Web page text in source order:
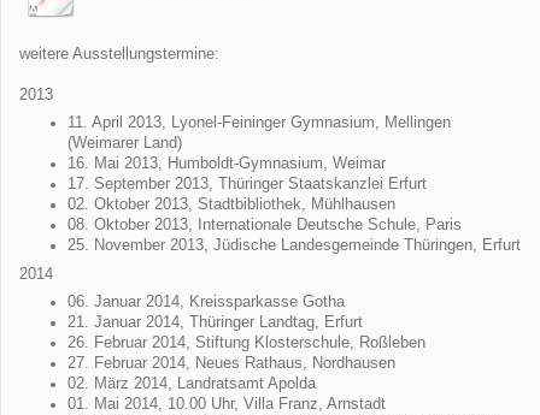
weitere Ausstellungstermine:
2013
11. April 2013, Lyonel-Feininger Gymnasium, Mellingen
(Weimarer Land)
16. Mai 2013, Humboldt-Gymnasium, Weimar
17. September 2013, Thüringer Staatskanzlei Erfurt
02. Oktober 2013, Stadtbibliothek, Mühlhausen
08. Oktober 2013, Internationale Deutsche Schule, Paris
25. November 2013, Jüdische Landesgemeinde Thüringen, Erfurt
2014
06. Januar 2014, Kreissparkasse Gotha
21. Januar 2014, Thüringer Landtag, Erfurt
26. Februar 2014, Stiftung Klosterschule, Roßleben
27. Februar 2014, Neues Rathaus, Nordhausen
02. März 2014, Landratsamt Apolda
01. Mai 2014, 10.00 Uhr, Villa Franz, Arnstadt